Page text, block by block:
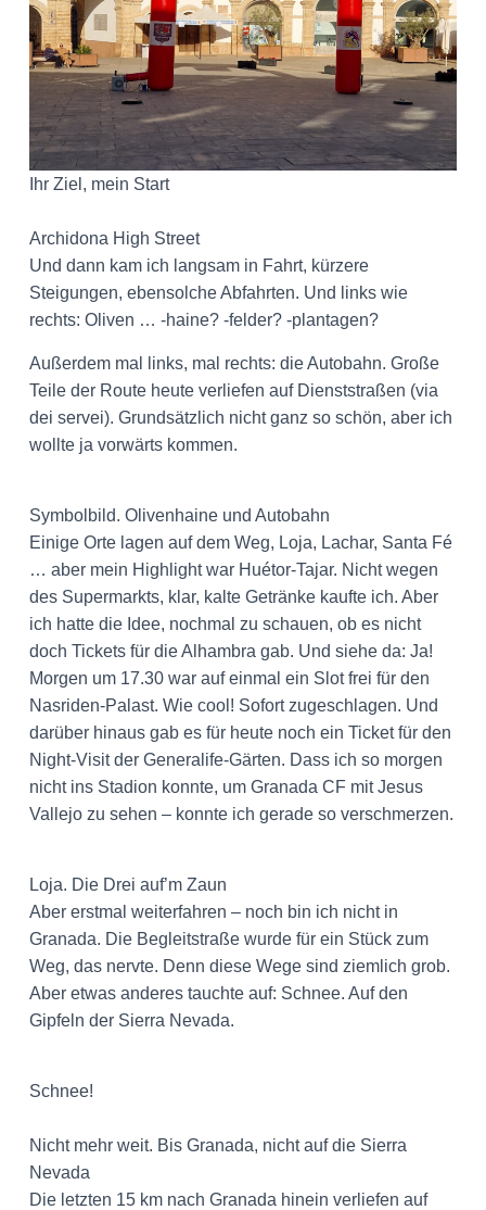
Ihr Ziel, mein Start
Archidona High Street
Und dann kam ich langsam in Fahrt, kürzere
Steigungen, ebensolche Abfahrten. Und links wie
rechts: Oliven … -haine? -felder? -plantagen?
Außerdem mal links, mal rechts: die Autobahn. Große
Teile der Route heute verliefen auf Dienststraßen (via
dei servei). Grundsätzlich nicht ganz so schön, aber ich
wollte ja vorwärts kommen.
Symbolbild. Olivenhaine und Autobahn
Einige Orte lagen auf dem Weg, Loja, Lachar, Santa Fé
… aber mein Highlight war Huétor-Tajar. Nicht wegen
des Supermarkts, klar, kalte Getränke kaufte ich. Aber
ich hatte die Idee, nochmal zu schauen, ob es nicht
doch Tickets für die Alhambra gab. Und siehe da: Ja!
Morgen um 17.30 war auf einmal ein Slot frei für den
Nasriden-Palast. Wie cool! Sofort zugeschlagen. Und
darüber hinaus gab es für heute noch ein Ticket für den
Night-Visit der Generalife-Gärten. Dass ich so morgen
nicht ins Stadion konnte, um Granada CF mit Jesus
Vallejo zu sehen – konnte ich gerade so verschmerzen.
Loja. Die Drei auf’m Zaun
Aber erstmal weiterfahren – noch bin ich nicht in
Granada. Die Begleitstraße wurde für ein Stück zum
Weg, das nervte. Denn diese Wege sind ziemlich grob.
Aber etwas anderes tauchte auf: Schnee. Auf den
Gipfeln der Sierra Nevada.
Schnee!
Nicht mehr weit. Bis Granada, nicht auf die Sierra
Nevada
Die letzten 15 km nach Granada hinein verliefen auf